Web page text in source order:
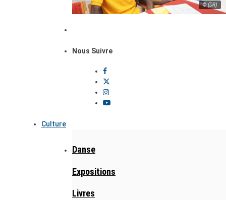
© (DR)
Nous Suivre
Culture
Danse
Expositions
Livres